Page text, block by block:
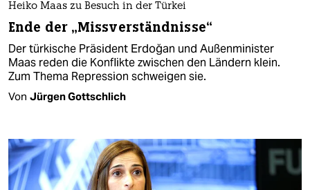
Heiko Maas zu Besuch in der Türkei
Ende der „Missverständnisse“
Der türkische Präsident Erdoğan und Außenminister
Maas reden die Konflikte zwischen den Ländern klein.
Zum Thema Repression schweigen sie.
Von Jürgen Gottschlich